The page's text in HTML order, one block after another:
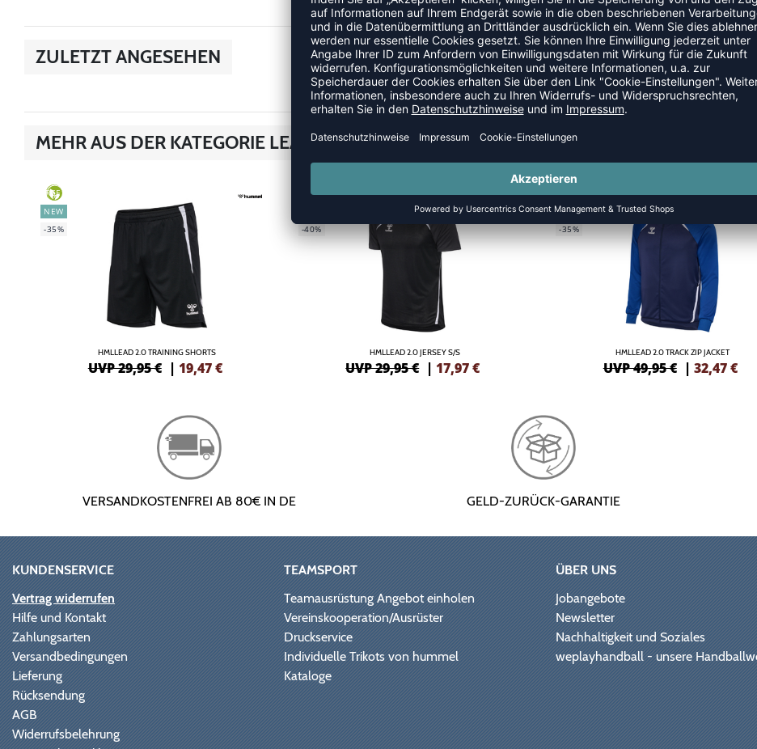
ZULETZT ANGESEHEN
MEHR AUS DER KATEGORIE LEAD 2.0
GREEN
NEW
-35%
HMLLEAD 2.0 TRAINING SHORTS
UVP 29,95 € | 19,47€
GREEN
-40%
HMLLEAD 2.0 JERSEY S/S
UVP 29,95 € |17,97€
GREEN
NEW
-35%
HMLLEAD 2.0 TRACK ZIP JACKET
UVP 49,95 € | 32,47€
VERSANDKOSTENFREI AB 80€ IN DE GELD-ZURÜCK-GARANTIE
KUNDENSERVICE
Vertrag widerrufen
Hilfe und Kontakt
Zahlungsarten
Versandbedingungen
Lieferung
Rücksendung
AGB
Widerrufsbelehrung
TEAMSPORT
Teamausrüstung Angebot einholen
Vereinskooperation/Ausrüster
Druckservice
Individuelle Trikots von hummel
Kataloge
ÜBER UNS
Jobangebote
Newsletter
Nachhaltigkeit und Soziales
weplayhandball - unsere